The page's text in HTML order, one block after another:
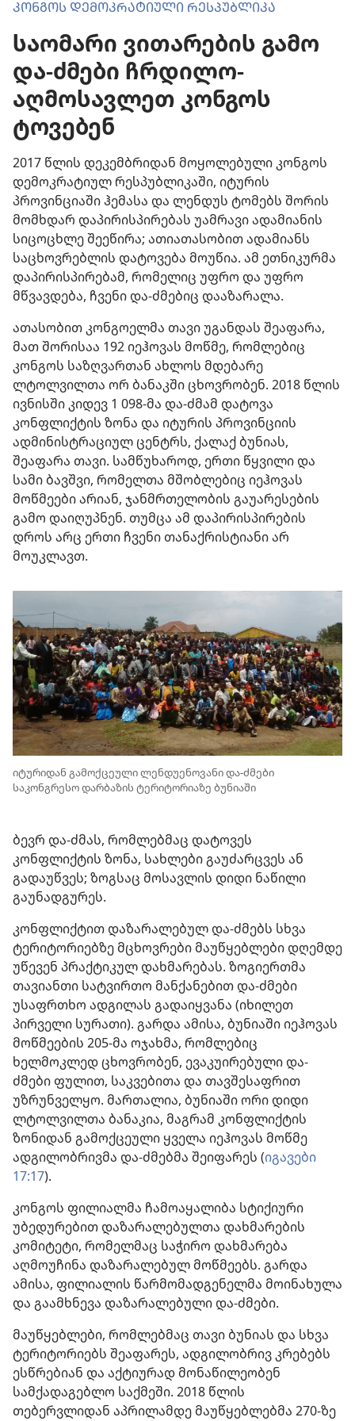
ᲙᲝᲜᲒᲝᲡ ᲓᲔᲛᲝᲙᲠᲐᲢᲘᲣᲚᲘ ᲠᲔᲡᲞᲣᲑᲚᲘᲙᲐ
საომარი ვითარების გამო
და-ძმები ჩრდილო-
აღმოსავლეთ კონგოს
ტოვებენ
2017 წლის დეკემბრიდან მოყოლებული კონგოს
დემოკრატიულ რესპუბლიკაში, იტურის
პროვინციაში ჰემასა და ლენდუს ტომებს შორის
მომხდარ დაპირისპირებას უამრავი ადამიანის
სიცოცხლე შეეწირა; ათიათასობით ადამიანს
საცხოვრებლის დატოვება მოუწია. ამ ეთნიკურმა
დაპირისპირებამ, რომელიც უფრო და უფრო
მწვავდება, ჩვენი და-ძმებიც დააზარალა.
ათასობით კონგოელმა თავი უგანდას შეაფარა,
მათ შორისაა 192 იეჰოვას მოწმე, რომლებიც
კონგოს საზღვართან ახლოს მდებარე
ლტოლვილთა ორ ბანაკში ცხოვრობენ. 2018 წლის
ივნისში კიდევ 1 098-მა და-ძმამ დატოვა
კონფლიქტის ზონა და იტურის პროვინციის
ადმინისტრაციულ ცენტრს, ქალაქ ბუნიას,
შეაფარა თავი. სამწუხაროდ, ერთი წყვილი და
სამი ბავშვი, რომელთა მშობლებიც იეჰოვას
მოწმეები არიან, ჯანმრთელობის გაუარესების
გამო დაიღუპნენ. თუმცა ამ დაპირისპირების
დროს არც ერთი ჩვენი თანაქრისტიანი არ
მოუკლავთ.
იტურიდან გამოქცეული ლენდუენოვანი და-ძმები
საკონგრესო დარბაზის ტერიტორიაზე ბუნიაში
ბევრ და-ძმას, რომლებმაც დატოვეს
კონფლიქტის ზონა, სახლები გაუძარცვეს ან
გადაუწვეს; ზოგსაც მოსავლის დიდი ნაწილი
გაუნადგურეს.
კონფლიქტით დაზარალებულ და-ძმებს სხვა
ტერიტორიებზე მცხოვრები მაუწყებლები დღემდე
უწევენ პრაქტიკულ დახმარებას. ზოგიერთმა
თავიანთი სატვირთო მანქანებით და-ძმები
უსაფრთხო ადგილას გადაიყვანა (იხილეთ
პირველი სურათი). გარდა ამისა, ბუნიაში იეჰოვას
მოწმეების 205-მა ოჯახმა, რომლებიც
ხელმოკლედ ცხოვრობენ, ევაკუირებული და-
ძმები ფულით, საკვებითა და თავშესაფრით
უზრუნველყო. მართალია, ბუნიაში ორი დიდი
ლტოლვილთა ბანაკია, მაგრამ კონფლიქტის
ზონიდან გამოქცეული ყველა იეჰოვას მოწმე
ადგილობრივმა და-ძმებმა შეიფარეს (იგავები
17:17).
კონგოს ფილიალმა ჩამოაყალიბა სტიქიური
უბედურებით დაზარალებულთა დახმარების
კომიტეტი, რომელმაც საჭირო დახმარება
აღმოუჩინა დაზარალებულ მოწმეებს. გარდა
ამისა, ფილიალის წარმომადგენელმა მოინახულა
და გაამხნევა დაზარალებული და-ძმები.
მაუწყებლები, რომლებმაც თავი ბუნიას და სხვა
ტერიტორიებს შეაფარეს, ადგილობრივ კრებებს
ესწრებიან და აქტიურად მონაწილეობენ
სამქადაგებლო საქმეში. 2018 წლის
თებერვლიდან აპრილამდე მაუწყებლებმა 270-ზე